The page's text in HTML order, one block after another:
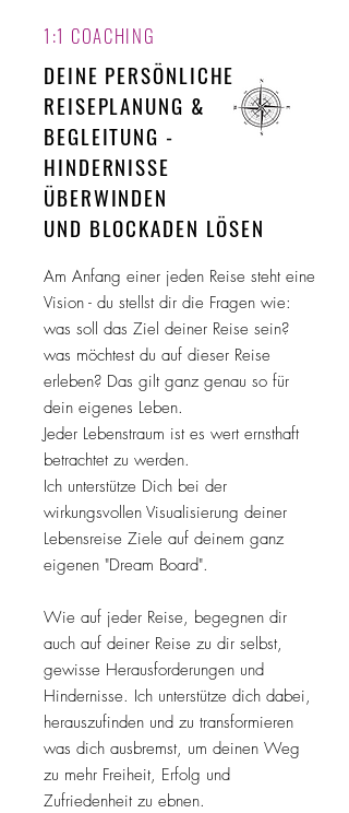
1:1 COACHING
Am Anfang einer jeden Reise steht eine
Vision - du stellst dir die Fragen wie:
was soll das Ziel deiner Reise sein?
was möchtest du auf dieser Reise
erleben? Das gilt ganz genau so für
dein eigenes Leben.
Jeder Lebenstraum ist es wert ernsthaft
betrachtet zu werden.
Ich unterstütze Dich bei der
wirkungsvollen Visualisierung deiner
Lebensreise Ziele auf deinem ganz
eigenen "Dream Board".
Wie auf jeder Reise, begegnen dir
auch auf deiner Reise zu dir selbst,
gewisse Herausforderungen und
Hindernisse. Ich unterstütze dich dabei,
herauszufinden und zu transformieren
was dich ausbremst, um deinen Weg
zu mehr Freiheit, Erfolg und
Zufriedenheit zu ebnen.
DEINE PERSÖNLICHE
REISEPLANUNG &
BEGLEITUNG -
HINDERNISSE
ÜBERWINDEN
UND BLOCKADEN LÖSEN